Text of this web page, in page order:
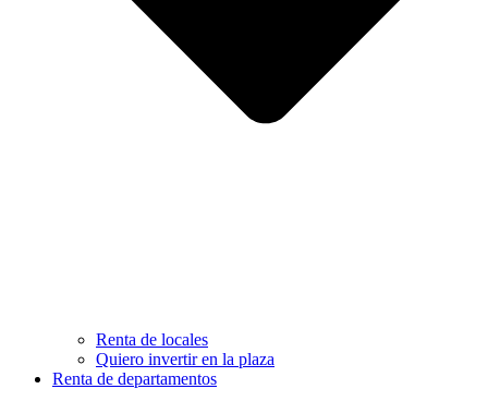
Renta de locales
Quiero invertir en la plaza
Renta de departamentos